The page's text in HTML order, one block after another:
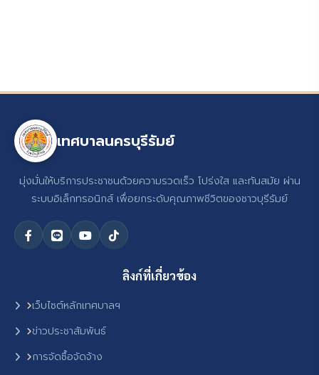
เทศบาลนครบุรีรัมย์
มุ่งมั่นให้บริการประชาชนด้วยความรวดเร็ว โปร่งใส และทันสมัย ผ่าน
ระบบอิเล็กทรอนิกส์ เพื่อยกระดับคุณภาพชีวิตของชาวบุรีรัมย์
ลิงก์ที่เกี่ยวข้อง
เว็บไซต์หลักเทศบาลฯ
ข่าวประชาสัมพันธ์
การจัดซื้อจัดจ้าง